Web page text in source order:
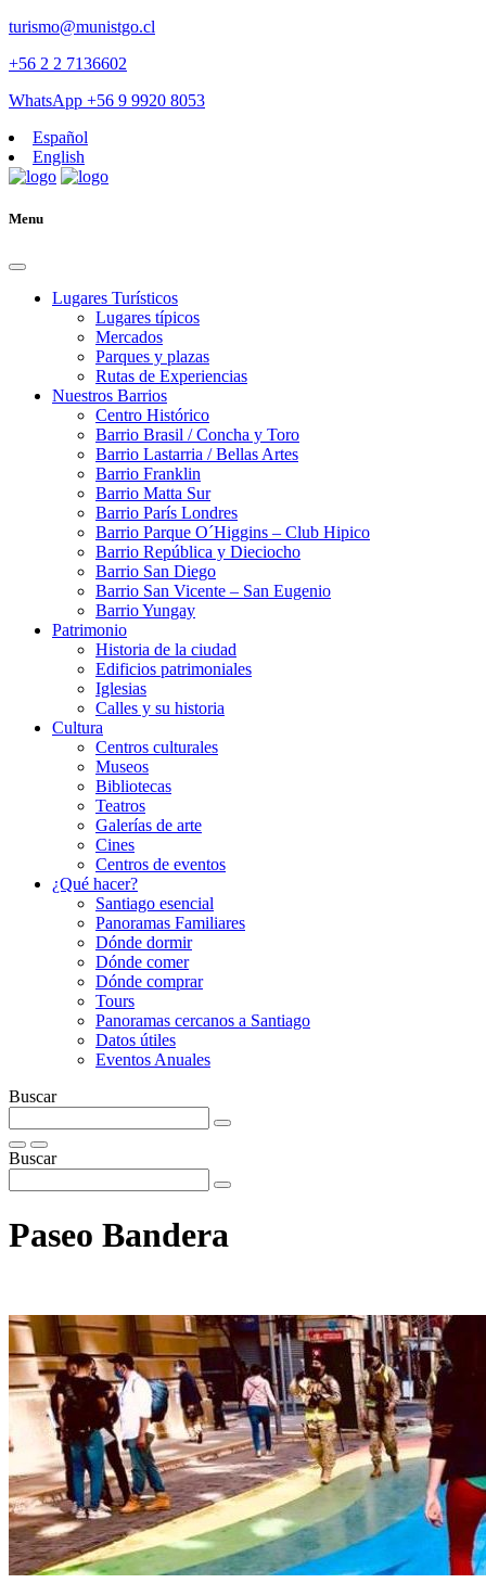
turismo@munistgo.cl
+56 2 2 7136602
WhatsApp +56 9 9920 8053
Español
English
Menu
Lugares Turísticos
Lugares tí­picos
Mercados
Parques y plazas
Rutas de Experiencias
Nuestros Barrios
Centro Histórico
Barrio Brasil / Concha y Toro
Barrio Lastarria / Bellas Artes
Barrio Franklin
Barrio Matta Sur
Barrio Parí­s Londres
Barrio Parque O´Higgins – Club Hipico
Barrio República y Dieciocho
Barrio San Diego
Barrio San Vicente – San Eugenio
Barrio Yungay
Patrimonio
Historia de la ciudad
Edificios patrimoniales
Iglesias
Calles y su historia
Cultura
Centros culturales
Museos
Bibliotecas
Teatros
Galerí­as de arte
Cines
Centros de eventos
¿Qué hacer?
Santiago esencial
Panoramas Familiares
Dónde dormir
Dónde comer
Dónde comprar
Tours
Panoramas cercanos a Santiago
Datos útiles
Eventos Anuales
Buscar
Buscar
Paseo Bandera